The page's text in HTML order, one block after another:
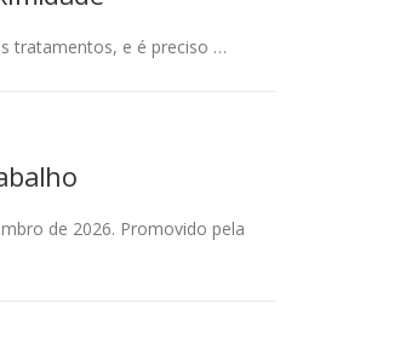
tratamentos, e é preciso …
de 2026. Promovido pela